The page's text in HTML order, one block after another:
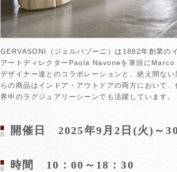
GERVASONI（ジェルバゾーニ）は1882年創業の
アートディレクターPaola Navoneを筆頭に
デザイナー達とのコラボレーションと、絶え間な
らの商品はインドア・アウトドアの両方において
界中のラグジュアリーシーンでも活躍しています。
開催日 2025年9月2日(火)～
時間 10：00～18：30